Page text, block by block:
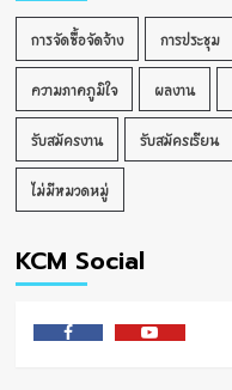
การจัดซื้อจัดจ้าง การประชุม
ความภาคภูมิใจ ผลงาน
รับสมัครงาน รับสมัครเรียน
ไม่มีหมวดหมู่
KCM Social